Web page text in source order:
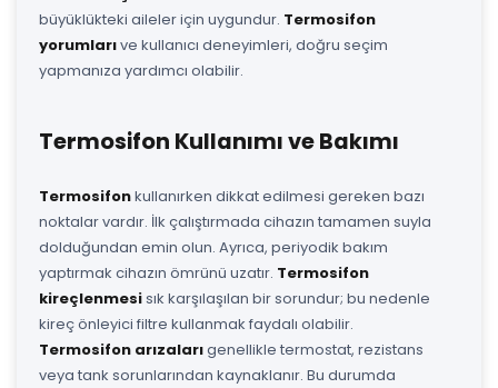
büyüklükteki aileler için uygundur. Termosifon
yorumlarıve kullanıcı deneyimleri, doğru seçim
yapmanıza yardımcı olabilir.
Termosifon Kullanımı ve Bakımı
Termosifonkullanırken dikkat edilmesi gereken bazı
noktalar vardır. İlk çalıştırmada cihazın tamamen suyla
dolduğundan emin olun. Ayrıca, periyodik bakım
yaptırmak cihazın ömrünü uzatır. Termosifon
kireçlenmesisık karşılaşılan bir sorundur; bu nedenle
kireç önleyici filtre kullanmak faydalı olabilir.
Termosifon arızalarıgenellikle termostat, rezistans
veya tank sorunlarından kaynaklanır. Bu durumda